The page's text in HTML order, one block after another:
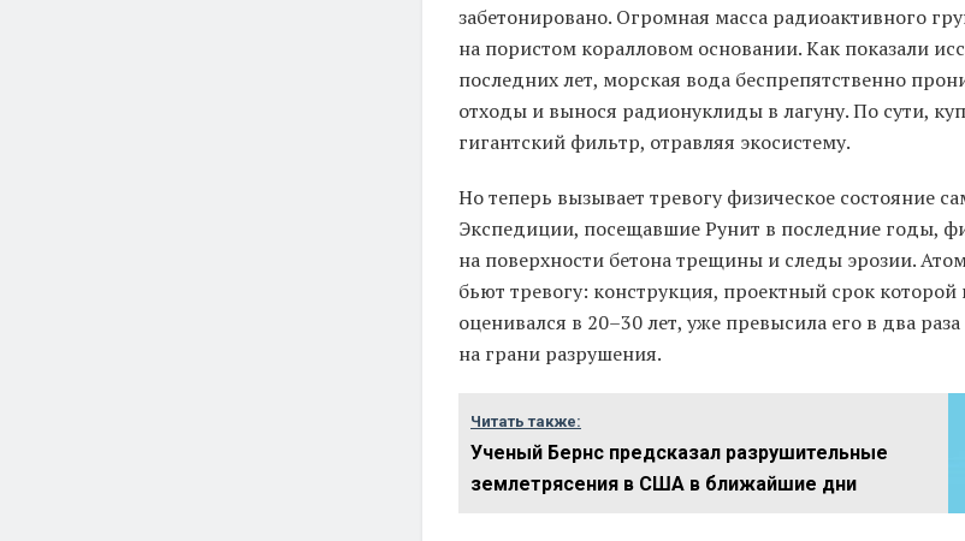
забетонировано. Огромная масса радиоактивного
на пористом коралловом основании. Как показали
последних лет, морская вода беспрепятственно
отходы и вынося радионуклиды в лагуну. По сути,
гигантский фильтр, отравляя экосистему.
Но теперь вызывает тревогу физическое состояние
Экспедиции, посещавшие Рунит в последние годы,
на поверхности бетона трещины и следы эрозии.
бьют тревогу: конструкция, проектный срок которой
оценивался в 20–30 лет, уже превысила его в два
на грани разрушения.
Читать также:
Ученый Бернс предсказал разрушительные
землетрясения в США в ближайшие дни